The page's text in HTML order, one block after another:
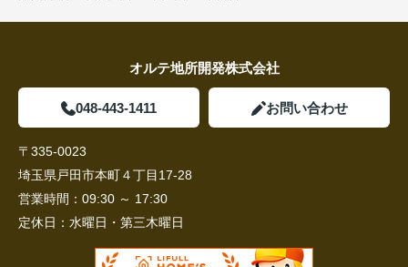
オルテ地所開発株式会社
048-443-1411 お問い合わせ
〒335-0023
埼玉県戸田市本町４丁目17-28
営業時間： 09:30 ～ 17:30
定休日： 水曜日・第三木曜日